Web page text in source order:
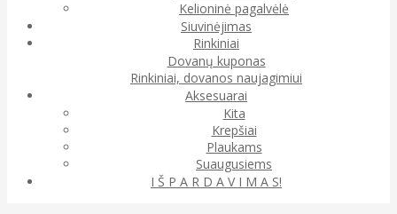
Kelioninė pagalvėlė
Siuvinėjimas
Rinkiniai
Dovanų kuponas
Rinkiniai, dovanos naujagimiui
Aksesuarai
Kita
Krepšiai
Plaukams
Suaugusiems
I Š P A R D A V I M A S!